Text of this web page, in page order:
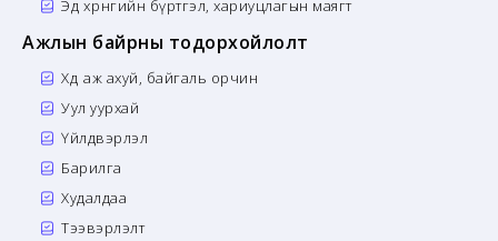
Эд хөрөнгийн бүртгэл, хариуцлагын маягт
Ажлын байрны тодорхойлолт
Хөдөө аж ахуй, байгаль орчин
Уул уурхай
Үйлдвэрлэл
Барилга
Худалдаа
Тээвэрлэлт